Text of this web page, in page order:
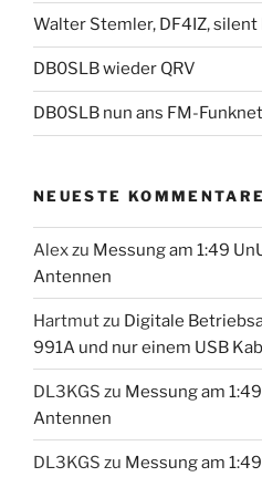
Walter Stemler, DF4IZ, silent
DB0SLB wieder QRV
DB0SLB nun ans FM-
NEUESTE KOMMENTARE
Alexzu Messung am 1:49
Antennen
Hartmutzu Digitale
991A und nur einem USB
DL3KGS zu Messung am
Antennen
DL3KGS zu Messung am